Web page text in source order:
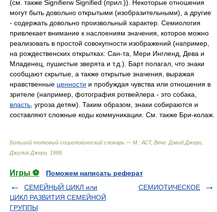
(см. также Signifierw Signified (прил.)). Некоторые отношения
могут быть довольно открытыми (изобразительными), а другие
- содержать довольно произвольный характер. Семиология
привлекает внимание к наслоениям значения, которое можно
реализовать в простой совокупности изображений (например,
на рождественских открытках: Сан-та, Мери Ингленд, Дева и
Младенец, пушистые зверята и т.д.). Барт полагал, что знаки
сообщают скрытые, а также открытые значения, выражая
нравственные ценности и пробуждая чувства или отношения в
зрителе (например, фотография ротвейлера - это собака,
власть , угроза детям). Таким образом, знаки собираются и
составляют сложные коды коммуникации. См. также Бри-колаж.
Большой толковый социологический словарь.— М.: АСТ, Вече Дэвид Джери,
Джулия Джери 1999
Игры ⚽
Поможем написать реферат
СЕМЕЙНЫЙ ЦИКЛ или
ЦИКЛ РАЗВИТИЯ СЕМЕЙНОЙ
ГРУППЫ
СЕМИОТИЧЕСКОЕ